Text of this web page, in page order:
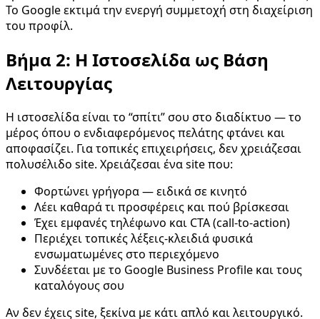
Το Google εκτιμά την ενεργή συμμετοχή στη διαχείριση
του προφίλ.
Βήμα 2: Η Ιστοσελίδα ως Βάση
Λειτουργίας
Η ιστοσελίδα είναι το “σπίτι” σου στο διαδίκτυο — το
μέρος όπου ο ενδιαφερόμενος πελάτης φτάνει και
αποφασίζει. Για τοπικές επιχειρήσεις, δεν χρειάζεσαι
πολυσέλιδο site. Χρειάζεσαι ένα site που:
Φορτώνει γρήγορα — ειδικά σε κινητό
Λέει καθαρά τι προσφέρεις και πού βρίσκεσαι
Έχει εμφανές τηλέφωνο και CTA (call-to-action)
Περιέχει τοπικές λέξεις-κλειδιά φυσικά
ενσωματωμένες στο περιεχόμενο
Συνδέεται με το Google Business Profile και τους
καταλόγους σου
Αν δεν έχεις site, ξεκίνα με κάτι απλό και λειτουργικό.